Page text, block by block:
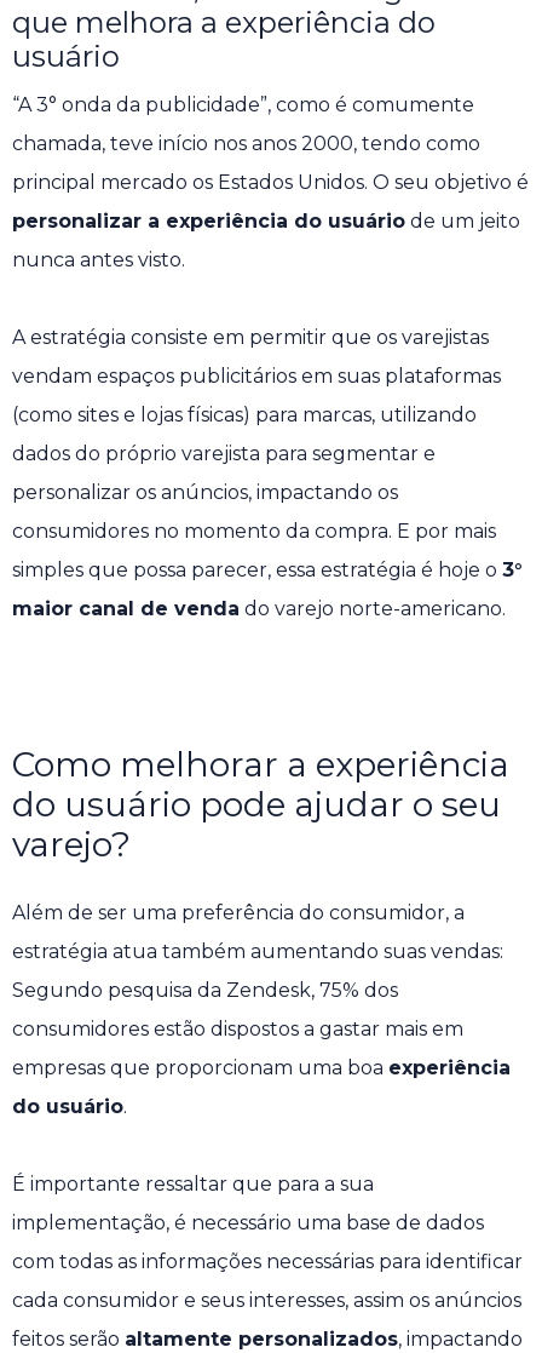
que melhora a experiência do
usuário
“A 3° onda da publicidade”, como é comumente
chamada, teve início nos anos 2000, tendo como
principal mercado os Estados Unidos. O seu objetivo é
personalizar a experiência do usuário de um jeito
nunca antes visto.
A estratégia consiste em permitir que os varejistas
vendam espaços publicitários em suas plataformas
(como sites e lojas físicas) para marcas, utilizando
dados do próprio varejista para segmentar e
personalizar os anúncios, impactando os
consumidores no momento da compra. E por mais
simples que possa parecer, essa estratégia é hoje o 3°
maior canal de venda do varejo norte-americano.
Como melhorar a experiência
do usuário pode ajudar o seu
varejo?
Além de ser uma preferência do consumidor, a
estratégia atua também aumentando suas vendas:
Segundo pesquisa da Zendesk, 75% dos
consumidores estão dispostos a gastar mais em
empresas que proporcionam uma boa experiência
do usuário.
É importante ressaltar que para a sua
implementação, é necessário uma base de dados
com todas as informações necessárias para identificar
cada consumidor e seus interesses, assim os anúncios
feitos serão altamente personalizados, impactando